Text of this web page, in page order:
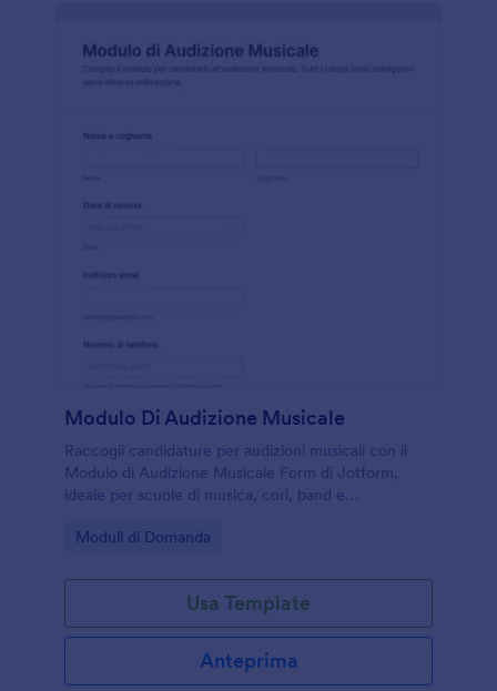
Modulo Di Audizione Musicale
Raccogli candidature per audizioni musicali con il
Modulo di Audizione Musicale Form di Jotform,
ideale per scuole di musica, cori, band e
collection e risposta online in modo semplice.
Go to Category:
Moduli di Domanda
Usa Template
Anteprima